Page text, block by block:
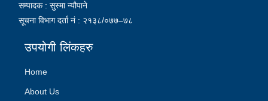
सम्पादक : सुस्मा न्यौपाने
सूचना विभाग दर्ता नं : २१३८/०७७–७८
उपयोगी लिंकहरु
Home
About Us